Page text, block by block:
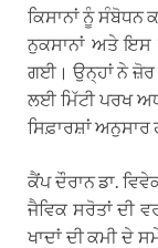
ਕਿਸਾਨਾਂ ਨੂੰ ਸੰਬੋਧਨ
ਨੁਕਸਾਨਾਂ ਅਤੇ ਇਸ ਦੇ
ਗਈ। ਉਨ੍ਹਾਂ ਨੇ ਜ਼ੋਰ
ਲਈ ਮਿੱਟੀ ਪਰਖ
ਸਿਫ਼ਾਰਸ਼ਾਂ ਅਨੁਸਾਰ
ਕੈਂਪ ਦੌਰਾਨ ਡਾ.
ਜੈਵਿਕ ਸਰੋਤਾਂ ਦੀ
ਖਾਦਾਂ ਦੀ ਕਮੀ ਦੇ